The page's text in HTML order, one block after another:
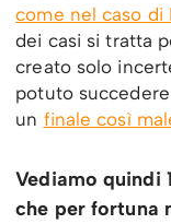
come nel caso di
dei casi si tratta
creato solo
potuto
un finale così
Vediamo quindi
che per fortuna